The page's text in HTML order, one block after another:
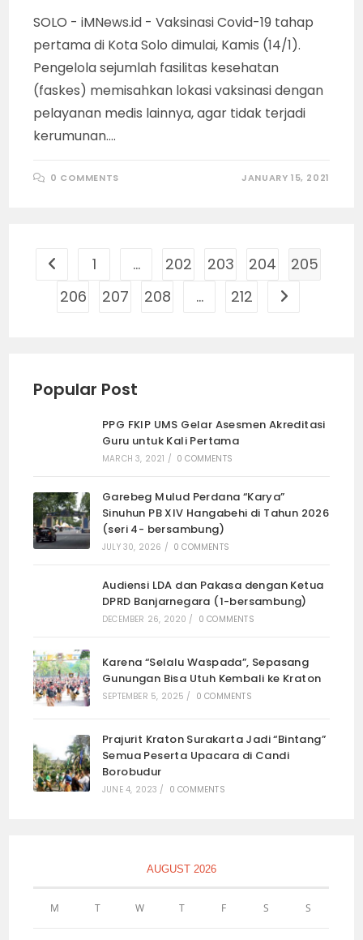
SOLO - iMNews.id - Vaksinasi Covid-19 tahap
pertama di Kota Solo dimulai, Kamis (14/1).
Pengelola sejumlah fasilitas kesehatan
(faskes) memisahkan lokasi vaksinasi dengan
pelayanan medis lainnya, agar tidak terjadi
kerumunan.…
0 COMMENTS JANUARY 15, 2021
Go to the previous page
1 … 202 203 204
205
206
207 208 … 212 Go to the
Popular Post
PPG FKIP UMS Gelar Asesmen Akreditasi
Guru untuk Kali Pertama
MARCH 3, 2021 / 0 COMMENTS
Garebeg Mulud Perdana “Karya”
Sinuhun PB XIV Hangabehi di Tahun 2026
(seri 4- bersambung)
JULY 30, 2026 / 0 COMMENTS
Audiensi LDA dan Pakasa dengan Ketua
DPRD Banjarnegara (1-bersambung)
DECEMBER 26, 2020 / 0 COMMENTS
Karena “Selalu Waspada”, Sepasang
Gunungan Bisa Utuh Kembali ke Kraton
SEPTEMBER 5, 2025 / 0 COMMENTS
Prajurit Kraton Surakarta Jadi “Bintang”
Semua Peserta Upacara di Candi
Borobudur
JUNE 4, 2023 / 0 COMMENTS
AUGUST 2026
M T W T F S S